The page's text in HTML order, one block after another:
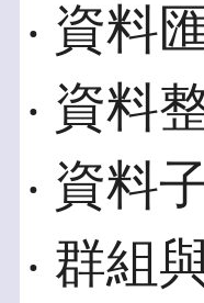
‧ 資料
‧ 資料
‧ 資料
‧ 群組